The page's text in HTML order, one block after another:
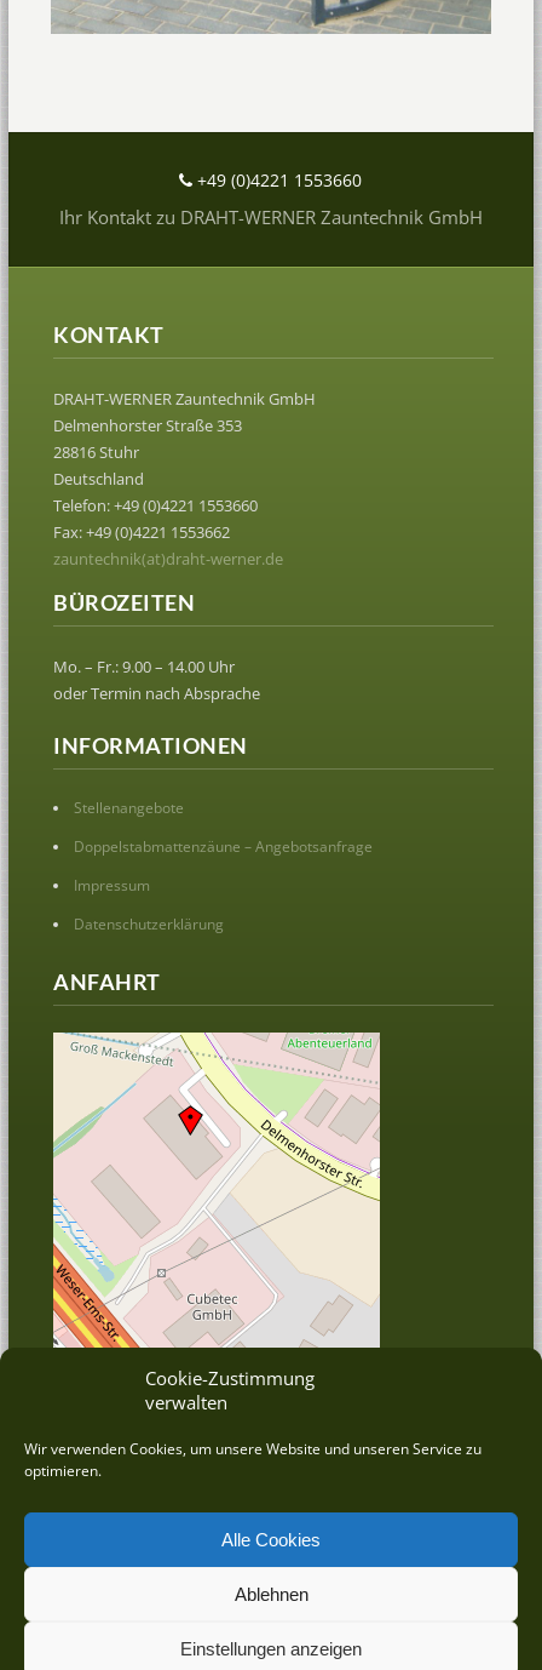
Cookie-Zustimmung
verwalten
Wir verwenden Cookies, um unsere Website und unseren Service zu
optimieren.
Alle Cookies
Ablehnen
Einstellungen anzeigen
+49 (0)4221 1553660
Ihr Kontakt zu DRAHT-WERNER Zauntechnik GmbH
KONTAKT
DRAHT-WERNER Zauntechnik GmbH
Delmenhorster Straße 353
28816 Stuhr
Deutschland
Telefon: +49 (0)4221 1553660
Fax: +49 (0)4221 1553662
zauntechnik(at)draht-werner.de
BÜROZEITEN
Mo. – Fr.: 9.00 – 14.00 Uhr
oder Termin nach Absprache
INFORMATIONEN
Stellenangebote
Doppelstabmattenzäune – Angebotsanfrage
Impressum
Datenschutzerklärung
ANFAHRT
2026 DRAHT-WERNER Zauntechnik GmbH betreut durch die